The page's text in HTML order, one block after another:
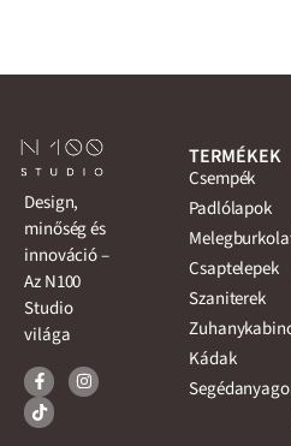
Design,
minőség és
innováció –
Az N100
Studio
világa
TERMÉKEK
Csempék
Padlólapok
Csaptelepek
Szaniterek
Kádak